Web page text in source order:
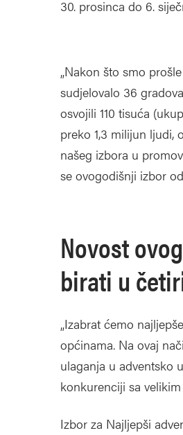
30. prosinca do 6.
„Nakon što smo
sudjelovalo 36
osvojili 110 tisuća
preko 1,3 milijun ljudi,
našeg izbora u
se ovogodišnji izbor
Novost
birati u
„Izabrat ćemo
općinama. Na ovaj
ulaganja u adventsko
konkurenciji sa
Izbor za Najljepši